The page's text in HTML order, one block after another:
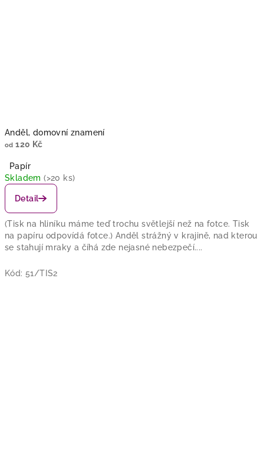
Anděl, domovní znamení
od 120 Kč
Papír
Skladem(>20 ks)
Detail
(Tisk na hliníku máme teď trochu světlejší než na fotce. Tisk
na papíru odpovídá fotce.) Anděl strážný v krajině, nad kterou
se stahují mraky a číhá zde nejasné nebezpečí....
Kód: 51/TIS2